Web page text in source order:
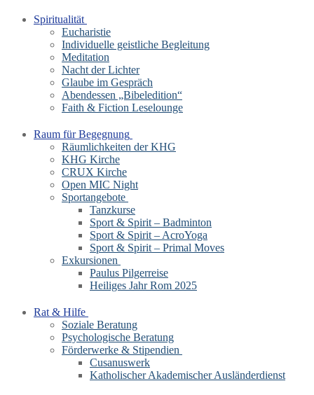
Spiritualität
Eucharistie
Individuelle geistliche Begleitung
Meditation
Nacht der Lichter
Glaube im Gespräch
Abendessen „Bibeledition“
Faith & Fiction Leselounge
Raum für Begegnung
Räumlichkeiten der KHG
KHG Kirche
CRUX Kirche
Open MIC Night
Sportangebote
Tanzkurse
Sport & Spirit – Badminton
Sport & Spirit – AcroYoga
Sport & Spirit – Primal Moves
Exkursionen
Paulus Pilgerreise
Heiliges Jahr Rom 2025
Rat & Hilfe
Soziale Beratung
Psychologische Beratung
Förderwerke & Stipendien
Cusanuswerk
Katholischer Akademischer Ausländerdienst